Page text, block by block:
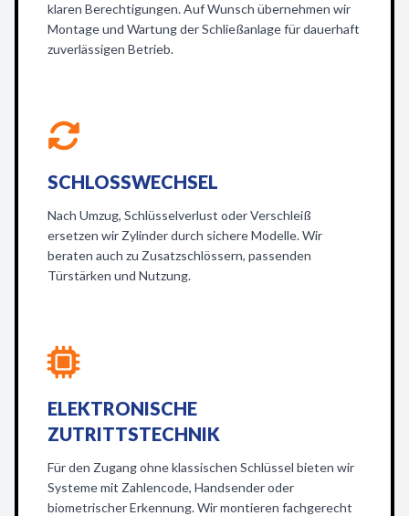
klaren Berechtigungen. Auf Wunsch übernehmen wir
Montage und Wartung der Schließanlage für dauerhaft
zuverlässigen Betrieb.
SCHLOSSWECHSEL
Nach Umzug, Schlüsselverlust oder Verschleiß
ersetzen wir Zylinder durch sichere Modelle. Wir
beraten auch zu Zusatzschlössern, passenden
Türstärken und Nutzung.
ELEKTRONISCHE
ZUTRITTSTECHNIK
Für den Zugang ohne klassischen Schlüssel bieten wir
Systeme mit Zahlencode, Handsender oder
biometrischer Erkennung. Wir montieren fachgerecht